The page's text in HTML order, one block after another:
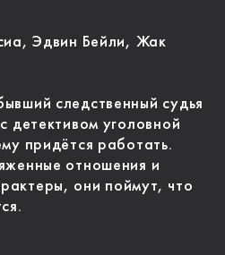
Эдвин Бейли, Жак
следственный судья
детективом уголовной
придётся работать.
отношения и
они поймут, что